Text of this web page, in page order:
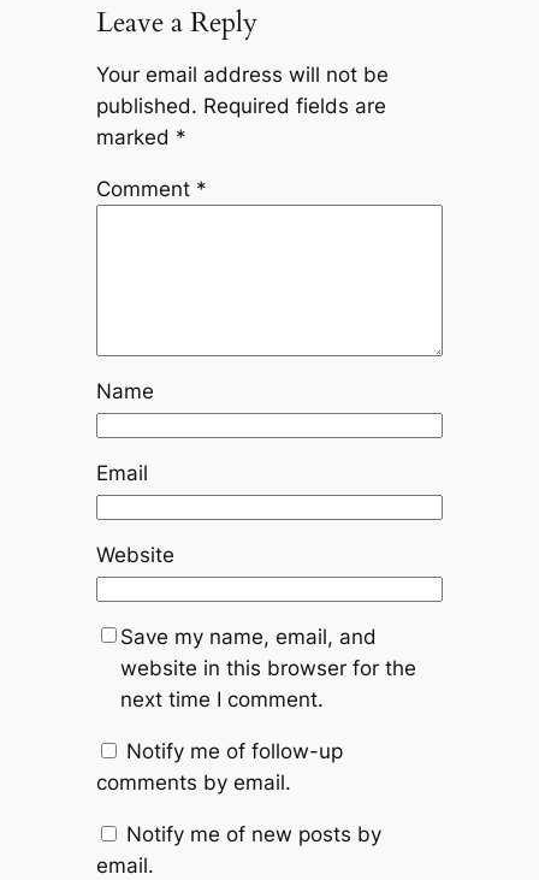
Leave a Reply
Your email address will not be
published. Required fields are
marked *
Comment *
Name
Email
Website
Save my name, email, and
website in this browser for the
next time I comment.
Notify me of follow-up
comments by email.
Notify me of new posts by
email.